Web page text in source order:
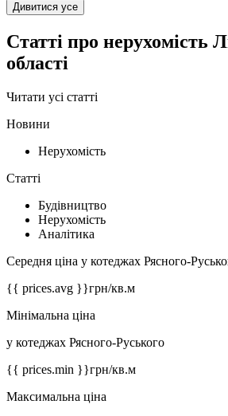
Дивитися усе
Статті про нерухомість
області
Читати усі статті
Новини
Нерухомість
Статті
Будівництво
Нерухомість
Аналітика
Середня ціна у котеджах Рясного-
{{ prices.avg }}грн/кв.м
Мінімальна ціна
у котеджах Рясного-Руського
{{ prices.min }}грн/кв.м
Максимальна ціна